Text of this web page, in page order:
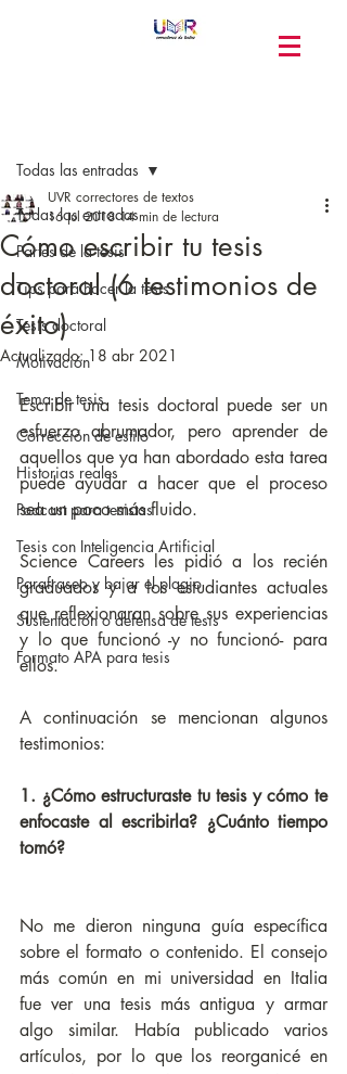
Todas las entradas
Partes de la tesis
Tips para hacer la tesis
Tesis doctoral
Motivación
Tema de tesis
Corrección de estilo
Historias reales
Podcast para tesistas
Tesis con Inteligencia Artificial
Parafraseo y bajar el plagio
Sustentación o defensa de tesis
Formato APA para tesis
Todas las entradas
Cómo escribir tu tesis
doctoral (6 testimonios de
éxito)
UVR correctores de textos
16 jul 2018 14 min de lectura
Actualizado:18 abr 2021
Escribir una tesis doctoral puede ser un
esfuerzo abrumador, pero aprender de
aquellos que ya han abordado esta tarea
puede ayudar a hacer que el proceso
sea un poco más fluido.
Science Careers les pidió a los recién
graduados y a los estudiantes actuales
que reflexionaran sobre sus experiencias
y lo que funcionó -y no funcionó- para
ellos.
A continuación se mencionan algunos
testimonios:
1. ¿Cómo estructuraste tu tesis y cómo te
enfocaste al escribirla? ¿Cuánto tiempo
tomó?
No me dieron ninguna guía específica
sobre el formato o contenido. El consejo
más común en mi universidad en Italia
fue ver una tesis más antigua y armar
algo similar. Había publicado varios
artículos, por lo que los reorganicé en